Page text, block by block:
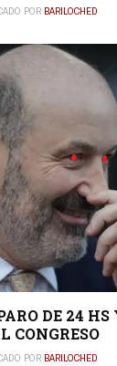
POR BARILOCHED
DE 24 HS
CONGRESO
POR BARILOCHED